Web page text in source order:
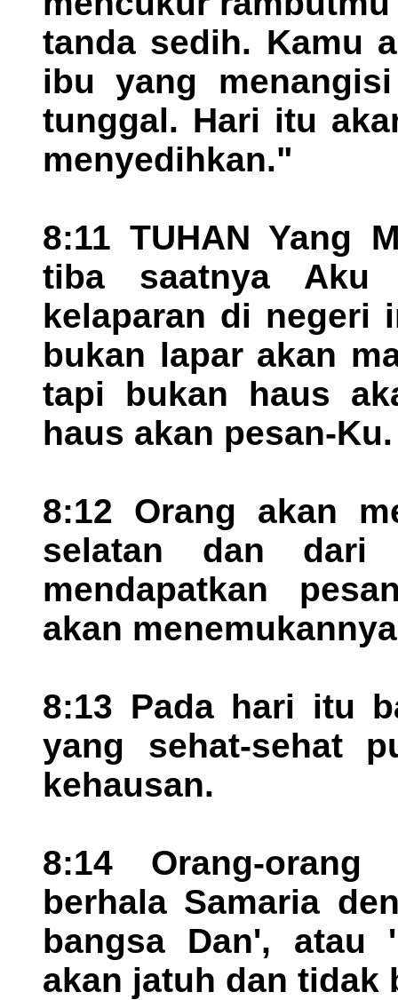
tanda sedih. Kamu
ibu yang
tunggal. Hari itu
menyedihkan."
8:11 TUHAN Yang
tiba saatnya Aku
kelaparan di negeri
bukan lapar akan
tapi bukan haus
haus akan pesan-Ku.
8:12 Orang akan
selatan dan
mendapatkan
akan
8:13 Pada hari itu
yang sehat-sehat
kehausan.
8:14 Orang-
berhala Samaria
bangsa Dan', atau
akan jatuh dan tidak